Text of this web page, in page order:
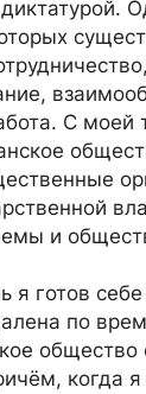
С моей
и
я готов
по
общество
когда